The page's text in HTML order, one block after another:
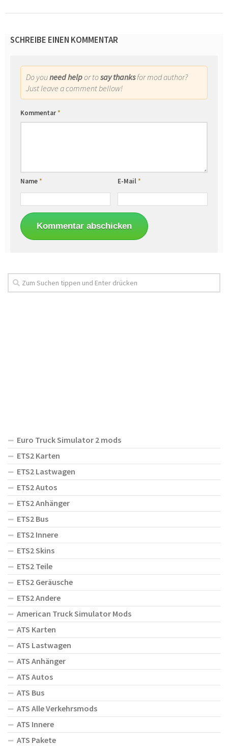
SCHREIBE EINEN KOMMENTAR
Do youneed helpor tosay thanksfor mod author?
Just leave a comment bellow!
Kommentar*
Name* E-Mail*
Euro Truck Simulator 2 mods
ETS2 Karten
ETS2 Lastwagen
ETS2 Autos
ETS2 Anhänger
ETS2 Bus
ETS2 Innere
ETS2 Skins
ETS2 Teile
ETS2 Geräusche
ETS2 Andere
American Truck Simulator Mods
ATS Karten
ATS Lastwagen
ATS Anhänger
ATS Autos
ATS Bus
ATS Alle Verkehrsmods
ATS Innere
ATS Pakete